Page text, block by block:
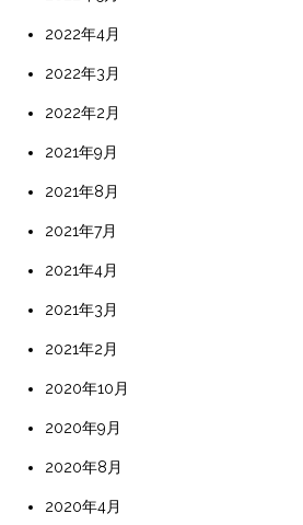
2022年4月
2022年3月
2022年2月
2021年9月
2021年8月
2021年7月
2021年4月
2021年3月
2021年2月
2020年10月
2020年9月
2020年8月
2020年4月